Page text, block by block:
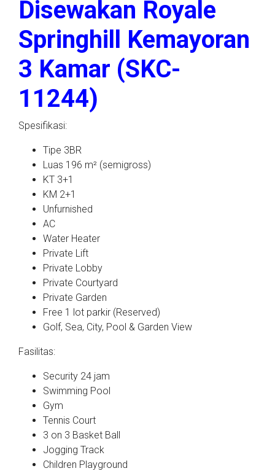
Disewakan Royale
Springhill Kemayoran
3 Kamar (SKC-
11244)
Spesifikasi:
Tipe 3BR
Luas 196 m² (semigross)
KT 3+1
KM 2+1
Unfurnished
AC
Water Heater
Private Lift
Private Lobby
Private Courtyard
Private Garden
Free 1 lot parkir (Reserved)
Golf, Sea, City, Pool & Garden View
Fasilitas:
Security 24 jam
Swimming Pool
Gym
Tennis Court
3 on 3 Basket Ball
Jogging Track
Children Playground